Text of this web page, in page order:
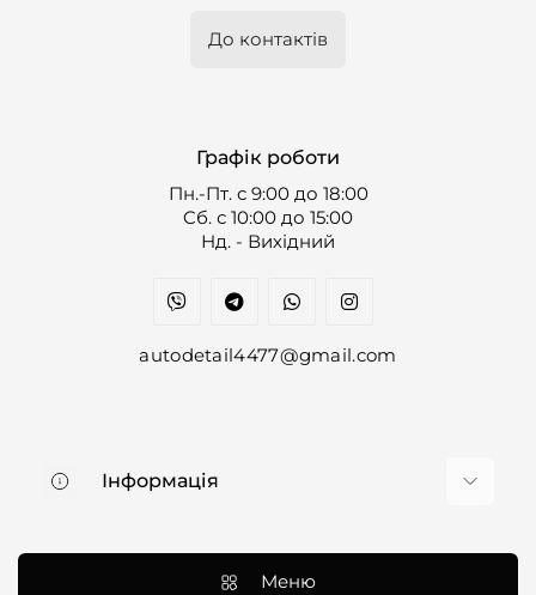
До контактів
Графік роботи
Пн.-Пт. с 9:00 до 18:00
Cб. с 10:00 до 15:00
Нд. - Вихідний
autodetail4477@gmail.com
Інформація
Меню